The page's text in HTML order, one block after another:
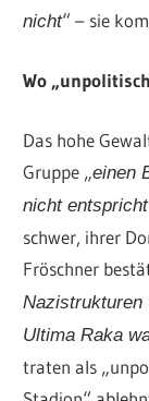
nicht“ – sie
Wo
Das hohe
Gruppe „einen
nicht entspricht
schwer, ihrer
Fröschner
Nazistrukturen
Ultima Raka
traten als